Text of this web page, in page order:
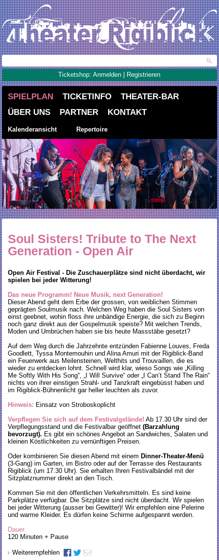
Ticketshop: Anmelden | Registrieren
SPIELPLAN TICKETINFO
THEATER-BAR
ÜBER UNS
PARTNER KONTAKT
Kalenderansicht Repertoire
Soul Sisters! Tribute to The Next
Generation - Open Air
Open Air Festival - Die Zuschauerplätze sind nicht überdacht, wir
spielen bei jeder Witterung!
Das neue Programm! Neue Musik, next Generation!
Dieser Abend geht dem Erbe der grossen, von weiblichen Stimmen
geprägten Soulmusik nach. Welchen Weg haben die Soul Sisters von
einst geebnet, wohin floss ihre unbändige Energie, die sich zu Beginn
noch ganz direkt aus der Gospelmusik speiste? Mit welchen Trends,
Moden und Umbrüchen haben sie bis heute Massstäbe gesetzt?
Auf dem Weg durch die Jahrzehnte entzünden Fabienne Louves, Freda
Goodlett, Tyssa Montemouhin und Alina Amuri mit der Rigiblick-Band
ein Feuerwerk aus Meilensteinen, Welthits und Trouvaillen, die es
wieder zu entdecken lohnt. Schnell wird klar, wieso Songs wie „Killing
Me Softly With His Song“, „I Will Survive“ oder „I Can’t Stand The Rain“
nichts von ihrer einstigen Strahl- und Tanzkraft eingebüsst haben und
im Rigiblick-Bühnenlicht gar heller leuchten als zuvor.
Hinweis: Einsatz von Stroboskoplicht
Verpflegen Sie sich auf dem Festivalgelände! Ab 17.30 Uhr sind der
Verpflegungsstand und die Festivalbar geöffnet(Barzahlung
bevorzugt). Es gibt ein schönes Angebot an Sandwiches, Salaten und
kleinen Köstlichkeiten zu vernünftigen Preisen.
Oder kombinieren Sie diesen Abend mit einem Dinner-Theater-Menü
(3-Gang) im Garten, im Bistro oder auf der Terrasse des Restaurants
Rigiblick (um 17.30 Uhr). Sie erhalten Ihren Festivalbändel mit der
Sitzplatznummer direkt an den Tisch.
Kommen Sie mit den öffentlichen Verkehrsmitteln. Es sind keine
Parkplätze verfügbar. Die Sitzplätze sind nicht überdacht. Wir spielen
bei jeder Witterung (ausser bei Gewitter)! Wir empfehlen eine Pelerine
und warme Kleider. Es dürfen keine Schirme aufgespannt werden.
Dauer
120 Minuten + Pause
Weiterempfehlen